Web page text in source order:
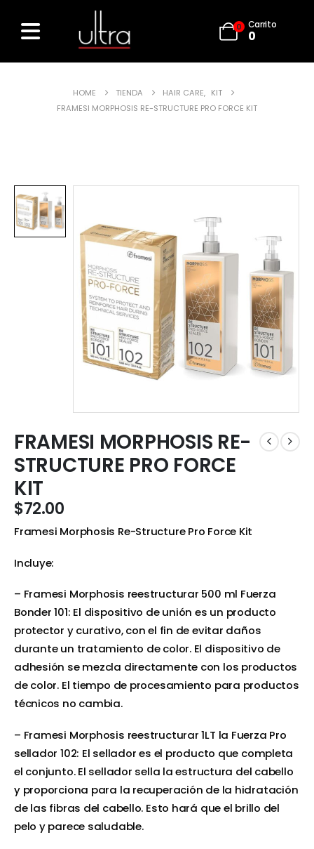
0 Carrito
0
HOME TIENDA HAIR CARE, KIT
FRAMESI MORPHOSIS RE-STRUCTURE PRO FORCE KIT
FRAMESI MORPHOSIS RE-
STRUCTURE PRO FORCE
KIT
$72.00
Framesi Morphosis Re-Structure Pro Force Kit
Incluye:
– Framesi Morphosis reestructurar 500 ml Fuerza
Bonder 101: El dispositivo de unión es un producto
protector y curativo, con el fin de evitar daños
durante un tratamiento de color. El dispositivo de
adhesión se mezcla directamente con los productos
de color. El tiempo de procesamiento para productos
técnicos no cambia.
– Framesi Morphosis reestructurar 1LT la Fuerza Pro
sellador 102: El sellador es el producto que completa
el conjunto. El sellador sella la estructura del cabello
y proporciona para la recuperación de la hidratación
de las fibras del cabello. Esto hará que el brillo del
pelo y parece saludable.